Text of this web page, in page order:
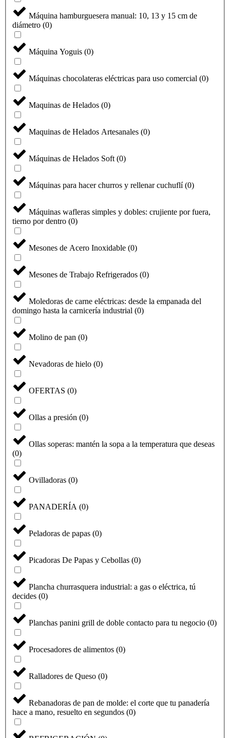
Máquina hamburguesera manual: 10, 13 y 15 cm de
diámetro (0)
Máquina Yoguis (0)
Máquinas chocolateras eléctricas para uso comercial (0)
Maquinas de Helados (0)
Maquinas de Helados Artesanales (0)
Máquinas de Helados Soft (0)
Máquinas para hacer churros y rellenar cuchuflí (0)
Máquinas wafleras simples y dobles: crujiente por fuera,
tierno por dentro (0)
Mesones de Acero Inoxidable (0)
Mesones de Trabajo Refrigerados (0)
Moledoras de carne eléctricas: desde la empanada del
domingo hasta la carnicería industrial (0)
Molino de pan (0)
Nevadoras de hielo (0)
OFERTAS (0)
Ollas a presión (0)
Ollas soperas: mantén la sopa a la temperatura que deseas
(0)
Ovilladoras (0)
PANADERÍA (0)
Peladoras de papas (0)
Picadoras De Papas y Cebollas (0)
Plancha churrasquera industrial: a gas o eléctrica, tú
decides (0)
Planchas panini grill de doble contacto para tu negocio (0)
Procesadores de alimentos (0)
Ralladores de Queso (0)
Rebanadoras de pan de molde: el corte que tu panadería
hace a mano, resuelto en segundos (0)
¿Cómo calificarías tu experiencia?
Seleccione
una
opción
de
1
a
5
No fue buena Muy Buena